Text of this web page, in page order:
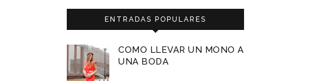
ENTRADAS POPULARES
COMO LLEVAR UN MONO A
UNA BODA